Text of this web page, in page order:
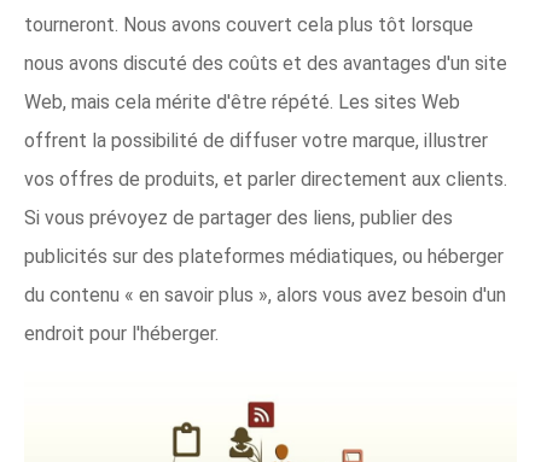
tourneront. Nous avons couvert cela plus tôt lorsque
nous avons discuté des coûts et des avantages d'un site
Web, mais cela mérite d'être répété. Les sites Web
offrent la possibilité de diffuser votre marque, illustrer
vos offres de produits, et parler directement aux clients.
Si vous prévoyez de partager des liens, publier des
publicités sur des plateformes médiatiques, ou héberger
du contenu « en savoir plus », alors vous avez besoin d'un
endroit pour l'héberger.